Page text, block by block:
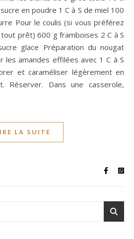
en poudre 1 C à S de miel 100
Pour le coulis (si vous préférez
prêt) 600 g framboises 2 C à S
glace Préparation du nougat
les amandes effilées avec 1 C à S
et caraméliser légèrement en
Réserver. Dans une casserole,
LA SUITE